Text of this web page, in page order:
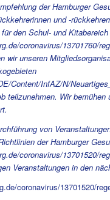
der Hamburger
und -
den Schul- und Kitabereich
coronavirus/13701760/
wir unseren
Content/InfAZ/N/
teilzunehmen. Wir
von
der Hamburger
coronavirus/13701520/
Veranstaltungen in den
coronavirus/13701520/